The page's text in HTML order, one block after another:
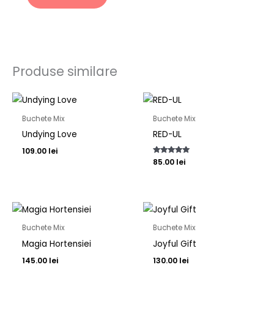
Produse similare
Buchete Mix
Undying Love
109.00 lei
Buchete Mix
RED-UL
Evaluat la
5.00
85.00 lei
Buchete Mix
Magia Hortensiei
145.00 lei
Buchete Mix
Joyful Gift
130.00 lei